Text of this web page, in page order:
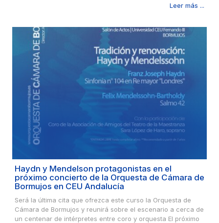
Leer más ...
Haydn y Mendelson protagonistas en el
próximo concierto de la Orquesta de Cámara de
Bormujos en CEU Andalucía
Será la última cita que ofrezca este curso la Orquesta de
Cámara de Bormujos y reunirá sobre el escenario a cerca de
un centenar de intérpretes entre coro y orquesta El próximo